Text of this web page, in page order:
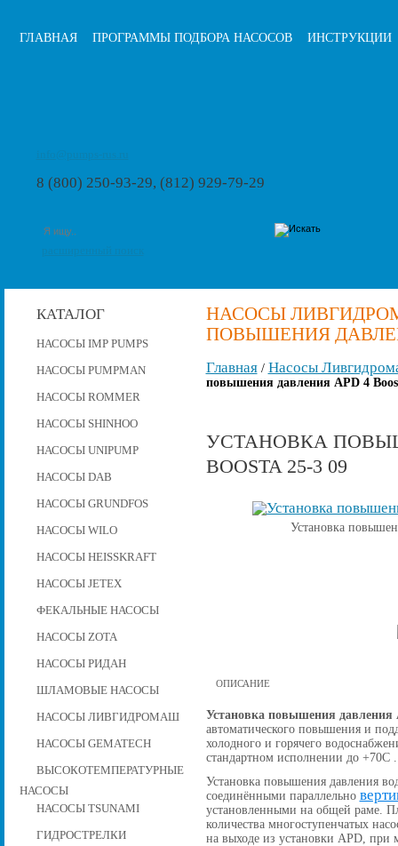
ГЛАВНАЯ ПРОГРАММЫ ПОДБОРА НАСОСОВ ИНСТРУКЦИИ
8 (800) 250-93-29, (812) 929-79-29
КАТАЛОГ
НАСОСЫ IMP PUMPS
НАСОСЫ PUMPMAN
НАСОСЫ ROMMER
НАСОСЫ SHINHOO
НАСОСЫ UNIPUMP
НАСОСЫ DAB
НАСОСЫ GRUNDFOS
НАСОСЫ WILO
НАСОСЫ HEISSKRAFT
НАСОСЫ JETEX
ФЕКАЛЬНЫЕ НАСОСЫ
НАСОСЫ ZOTA
НАСОСЫ РИДАН
ШЛАМОВЫЕ НАСОСЫ
НАСОСЫ ЛИВГИДРОМАШ
НАСОСЫ GEMATECH
ВЫСОКОТЕМПЕРАТУРНЫЕ
НАСОСЫ
НАСОСЫ TSUNAMI
ГИДРОСТРЕЛКИ
НАСОСЫ
ПОВЫШЕНИЯ
Главная/ Насосы
повышения давления APD 4
УСТАНОВКА
BOOSTA 25-3 09
Установка
ОПИСАНИЕ
Установка повышения давления
автоматического повышения и
холодного и горячего
стандартном исполнении до +70С .
Установка повышения давления
соединёнными параллельно
установленными на общей раме.
количества многоступенчатых
на выходе из установки APD,